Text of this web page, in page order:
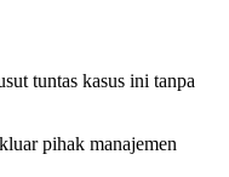
tuntas kasus ini tanpa
pihak manajemen